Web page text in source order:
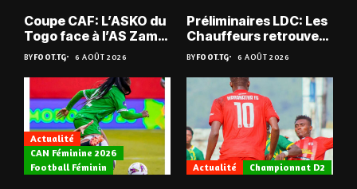
Coupe CAF: L’ASKO du
Togo face à l’AS Zam
du Niger
BYFOOT.TG 6 AOÛT 2026
Préliminaires LDC: Les
Chauffeurs retrouvent
les Mimos
BYFOOT.TG 6 AOÛT 2026
Actualité
CAN Féminine 2026
Football Féminin
Actualité Championnat D2